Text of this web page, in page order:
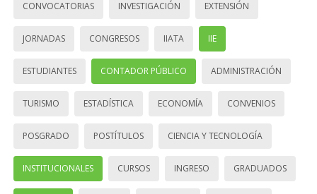
CONVOCATORIAS INVESTIGACIÓN EXTENSIÓN
JORNADAS CONGRESOS IIATA IIE
ESTUDIANTES CONTADOR PÚBLICO ADMINISTRACIÓN
TURISMO ESTADÍSTICA ECONOMÍA CONVENIOS
POSGRADO POSTÍTULOS CIENCIA Y TECNOLOGÍA
INSTITUCIONALES CURSOS INGRESO GRADUADOS